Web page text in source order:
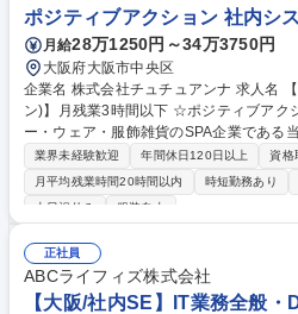
ポジティブアクション 社内シ
月給28万1250円～34万3750円
大阪府大阪市中央区
企業名 株式会社チュチュアンナ 求人名 【大阪/社内SE(オープンポジショ
ン)】月残業3時間以下 ☆ポジティブアクション 仕事の内容 靴下
ー・ウェア・服飾雑貨のSPA企業である
内SE業務をお任せいたします。 ＜＜具体的には＞＞ ■社内システム開発
例：社内管理会計システム・内製開発シ
モーションボード)・エクセル ■要件定義 ■システム
業界未経験歓迎 年間休日120日以上
資格
月平均残業時間20時間以内
時短勤務あり
土日祝休み
服装自由
正社員
ABCライフィズ株式会社
【大阪/社内SE】IT業務全般